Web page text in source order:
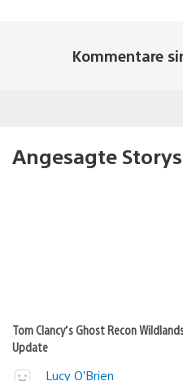
Kommentare
Angesagte Storys
Tom Clancy’s Ghost Recon
Update
Lucy O’Brien